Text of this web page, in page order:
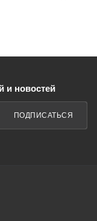
и новостей
ПОДПИСАТЬСЯ